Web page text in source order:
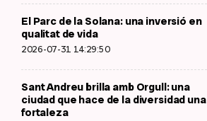
El Parc de la Solana: una inversió en
qualitat de vida
2026-07-31 14:29:50
Sant Andreu brilla amb Orgull: una
ciudad que hace de la diversidad una
fortaleza